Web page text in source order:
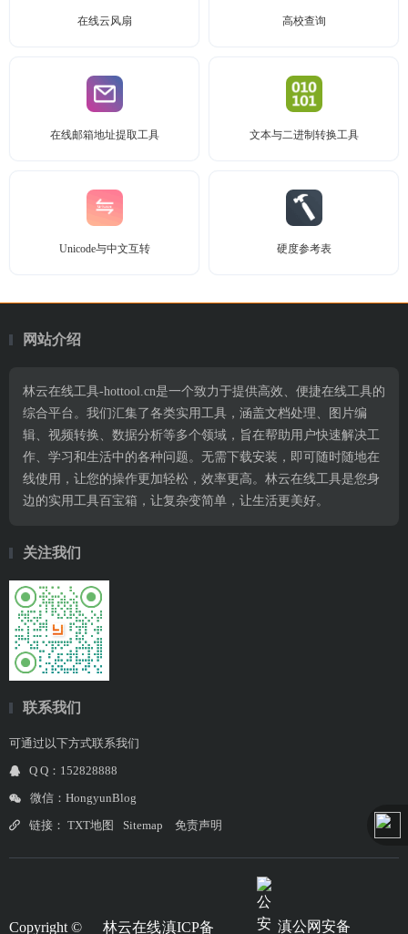
在线云风扇 高校查询
在线邮箱地址提取工具 文本与二进制转换工具
Unicode与中文互转 硬度参考表
网站介绍
林云在线工具-hottool.cn是一个致力于提供高效、便捷在线工具的
综合平台。我们汇集了各类实用工具，涵盖文档处理、图片编
辑、视频转换、数据分析等多个领域，旨在帮助用户快速解决工
作、学习和生活中的各种问题。无需下载安装，即可随时随地在
线使用，让您的操作更加轻松，效率更高。林云在线工具是您身
边的实用工具百宝箱，让复杂变简单，让生活更美好。
关注我们
联系我们
可通过以下方式联系我们
Q Q：152828888
微信：HongyunBlog
链接： TXT地图 Sitemap 免责声明
Copyright © 林云在线滇ICP备 滇公网安备